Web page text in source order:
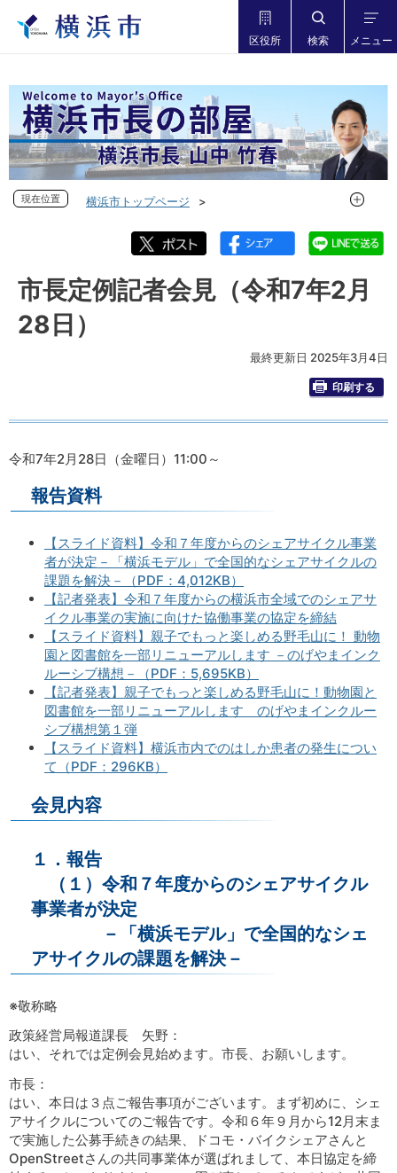
区役所 検索 メニュー
現在位置
横浜市トップページ
2024年度
市長定例記者会見（令和7年2月28日）
現在位
市長定例記者会見（令和7年2月
28日）
最終更新日 2025年3月4日
印刷する
令和7年2月28日（金曜日）11:00～
報告資料
【スライド資料】令和７年度からのシェアサイクル事業
者が決定－「横浜モデル」で全国的なシェアサイクルの
課題を解決－（PDF：4,012KB）
【記者発表】令和７年度からの横浜市全域でのシェアサ
イクル事業の実施に向けた協働事業の協定を締結
【スライド資料】親子でもっと楽しめる野毛山に！ 動物
園と図書館を一部リニューアルします －のげやまインク
ルーシブ構想－（PDF：5,695KB）
【記者発表】親子でもっと楽しめる野毛山に！動物園と
図書館を一部リニューアルします のげやまインクルー
シブ構想第１弾
【スライド資料】横浜市内でのはしか患者の発生につい
て（PDF：296KB）
会見内容
１．報告
（１）令和７年度からのシェアサイクル
事業者が決定
－「横浜モデル」で全国的なシェ
アサイクルの課題を解決－
※敬称略
政策経営局報道課長 矢野：
はい、それでは定例会見始めます。市長、お願いします。
市長：
はい、本日は３点ご報告事項がございます。まず初めに、シェ
アサイクルについてのご報告です。令和６年９月から12月末ま
で実施した公募手続きの結果、ドコモ・バイクシェアさんと
OpenStreetさんの共同事業体が選ばれまして、本日協定を締